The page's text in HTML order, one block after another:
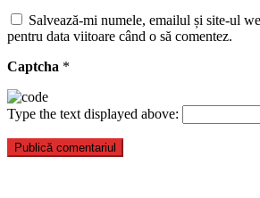
Salvează-mi numele, emailul și site-ul
pentru data viitoare când o să comentez.
Captcha *
Type the text displayed above: